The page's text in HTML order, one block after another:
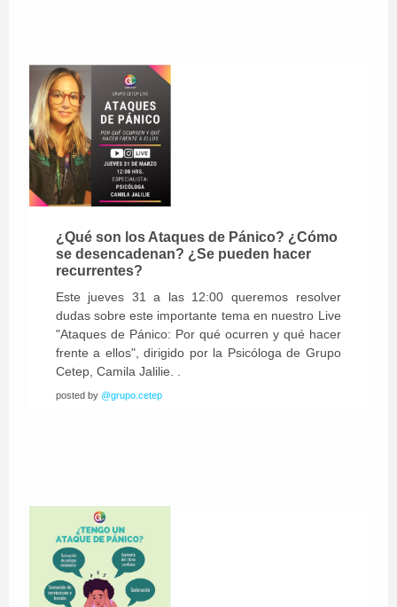
¿Qué son los Ataques de Pánico? ¿Cómo
se desencadenan? ¿Se pueden hacer
recurrentes?
Este jueves 31 a las 12:00 queremos resolver
dudas sobre este importante tema en nuestro Live
"Ataques de Pánico: Por qué ocurren y qué hacer
frente a ellos", dirigido por la Psicóloga de Grupo
Cetep, Camila Jalilie. .
posted by @grupo.cetep